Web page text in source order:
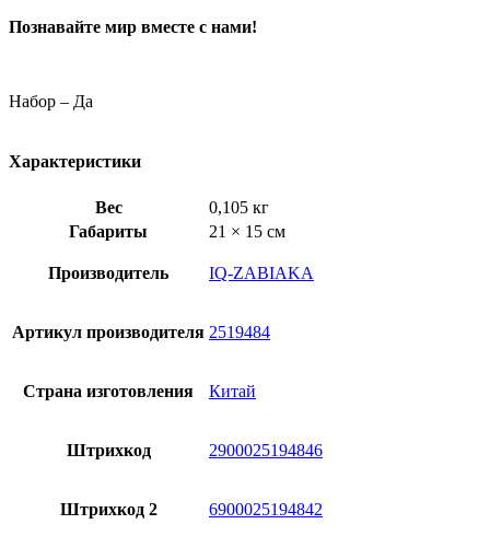
Познавайте мир вместе с нами!
Набор – Да
Характеристики
Вес
0,105 кг
Габариты
21 × 15 см
Производитель IQ-ZABIAKA
Артикул производителя 2519484
Страна изготовления Китай
Штрихкод 2900025194846
Штрихкод 2 6900025194842